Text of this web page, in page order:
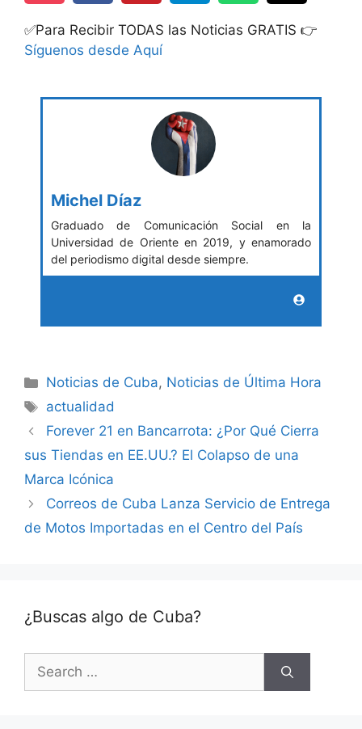
✅Para Recibir TODAS las Noticias GRATIS 👉
Síguenos desde Aquí
Michel Díaz
Graduado de Comunicación Social en la
Universidad de Oriente en 2019, y enamorado
del periodismo digital desde siempre.
Categories
Noticias de Cuba, Noticias de Última Hora
Tags
actualidad
Forever 21 en Bancarrota: ¿Por Qué Cierra
sus Tiendas en EE.UU.? El Colapso de una
Marca Icónica
Correos de Cuba Lanza Servicio de Entrega
de Motos Importadas en el Centro del País
¿Buscas algo de Cuba?
Search
for: